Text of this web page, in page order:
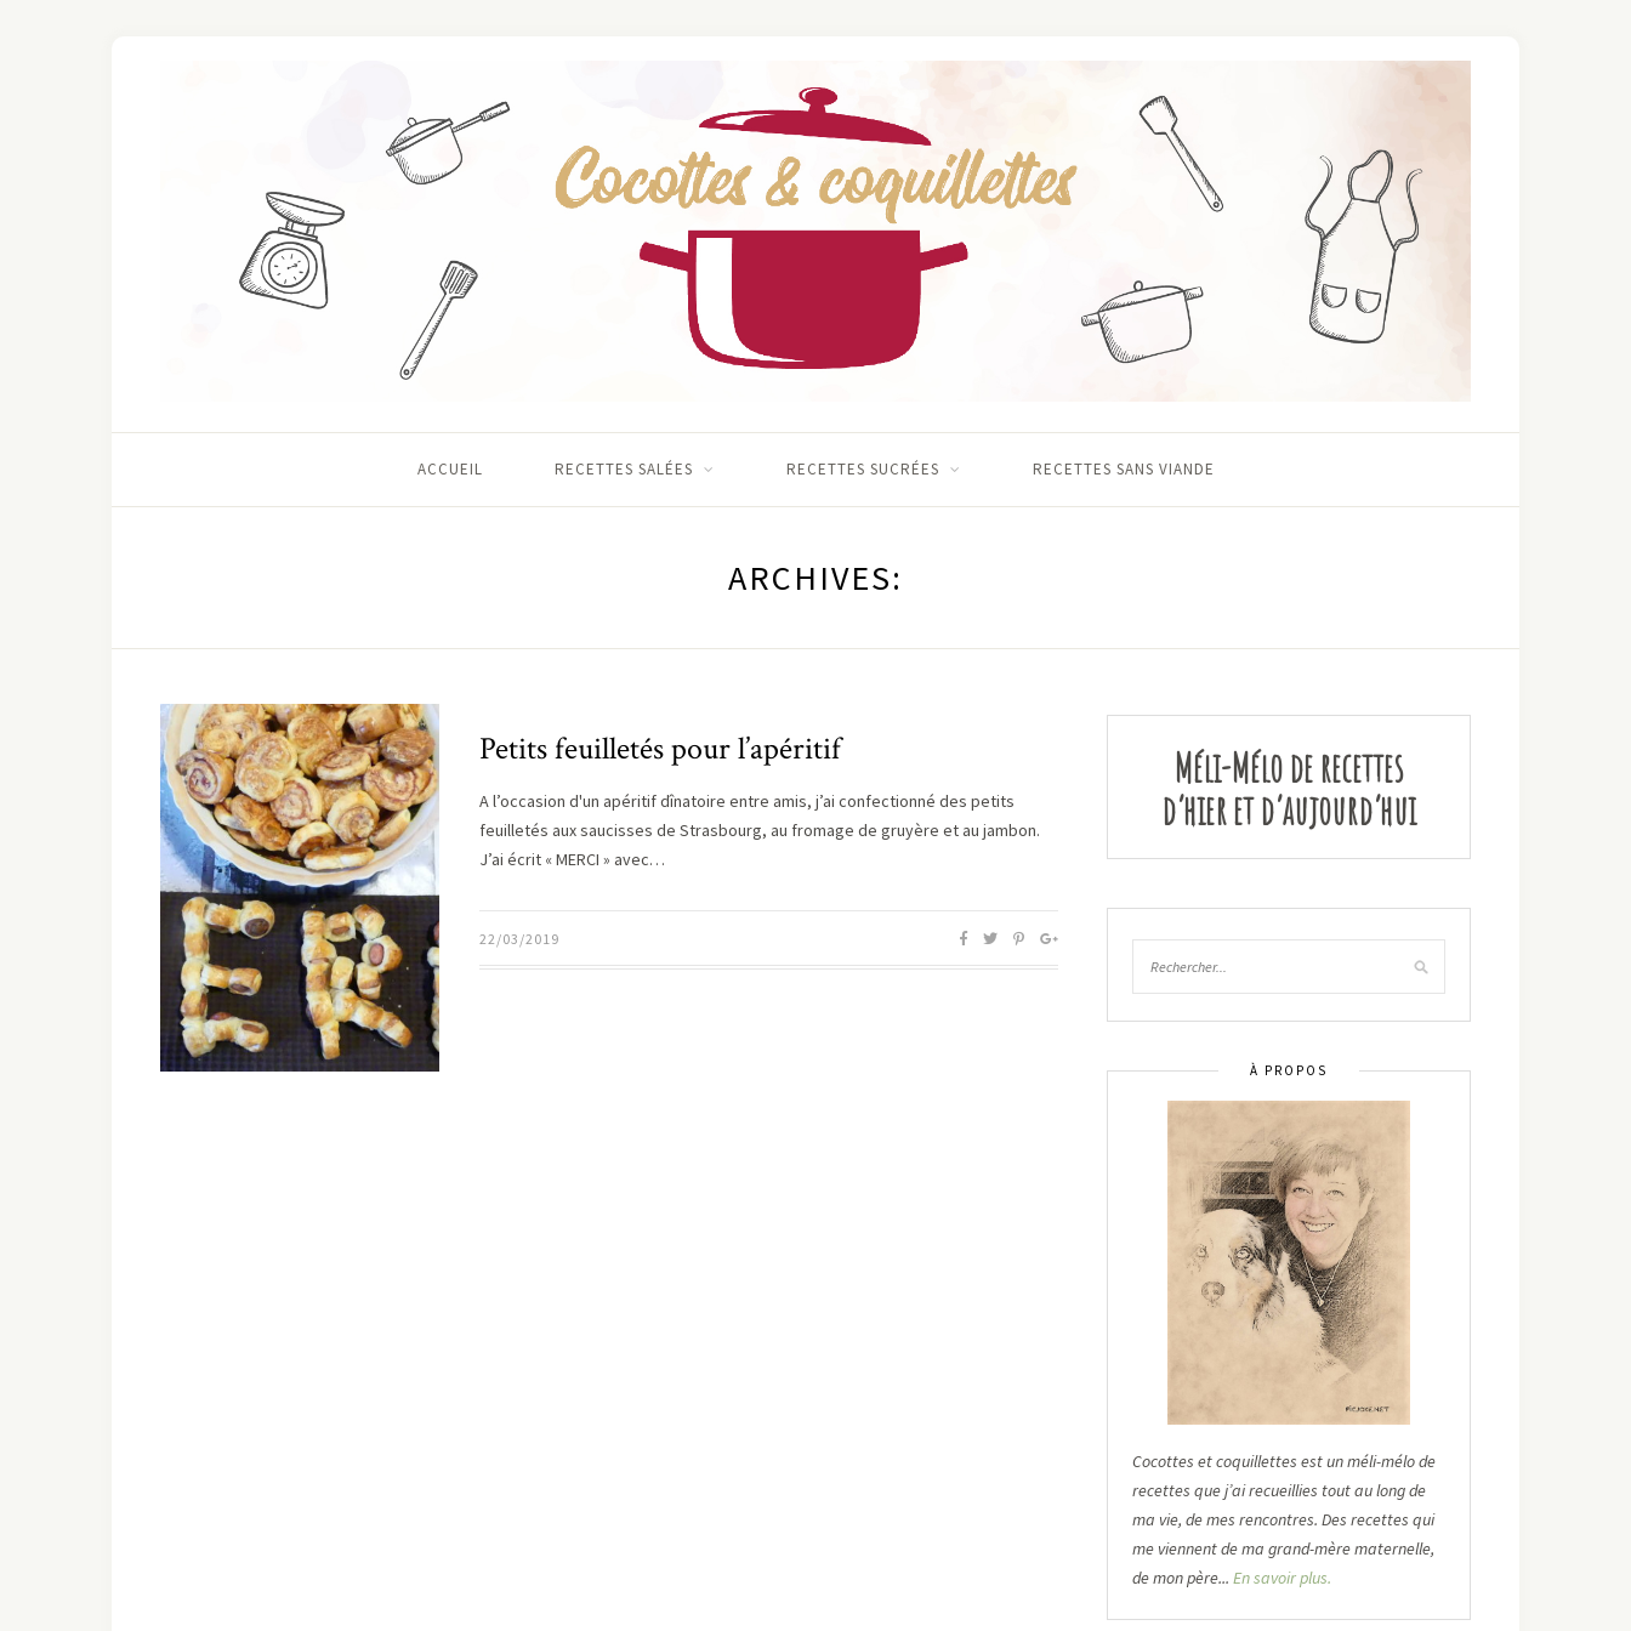
ACCUEIL RECETTES SALÉES RECETTES SUCRÉES RECETTES SANS VIANDE
ARCHIVES:
Petits feuilletés pour l’apéritif
A l’occasion d'un apéritif dînatoire entre amis, j’ai confectionné des petits
feuilletés aux saucisses de Strasbourg, au fromage de gruyère et au jambon.
J’ai écrit « MERCI » avec…
22/03/2019
Méli-Mélo de recettes
d’hier et d’aujourd’hui
À PROPOS
Cocottes et coquillettes est un méli-mélo de
recettes que j’ai recueillies tout au long de
ma vie, de mes rencontres. Des recettes qui
me viennent de ma grand-mère maternelle,
de mon père... En savoir plus.